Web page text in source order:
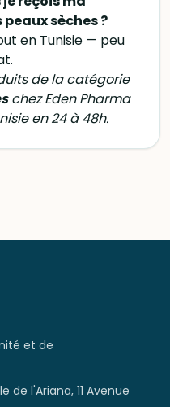
sèches ?
en Tunisie — peu
de la catégorie
chez Eden Pharma
en 24 à 48h.
et de
de l'Ariana, 11 Avenue